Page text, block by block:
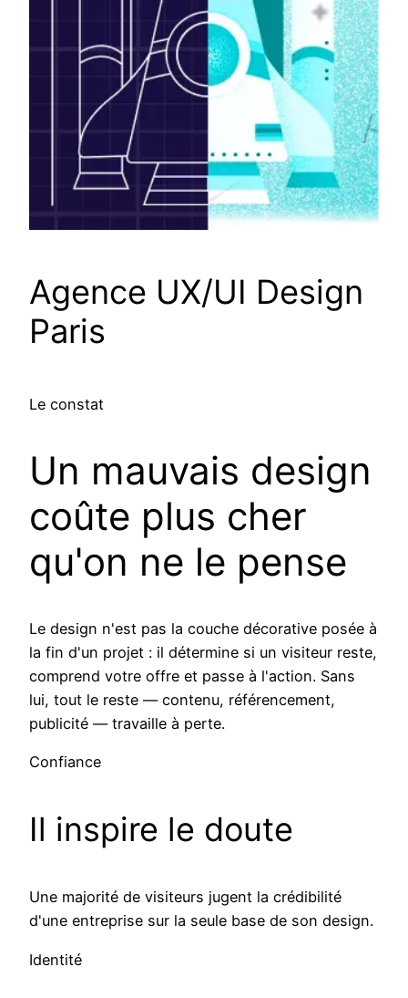
Agence UX/UI Design
Paris
Le constat
Un mauvais design
coûte plus cher
qu'on ne le pense
Le design n'est pas la couche décorative posée à
la fin d'un projet : il détermine si un visiteur reste,
comprend votre offre et passe à l'action. Sans
lui, tout le reste — contenu, référencement,
publicité — travaille à perte.
Confiance
Il inspire le doute
Une majorité de visiteurs jugent la crédibilité
d'une entreprise sur la seule base de son design.
Identité